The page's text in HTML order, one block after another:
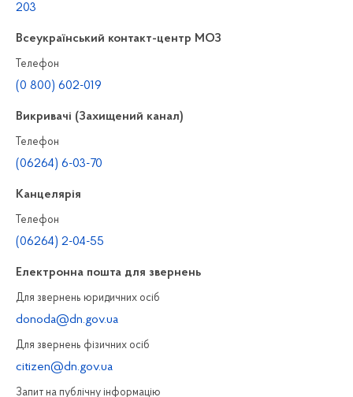
203
Всеукраїнський контакт-центр МОЗ
Телефон
(0 800) 602-019
Викривачі (Захищений канал)
Телефон
(06264) 6-03-70
Канцелярiя
Телефон
(06264) 2-04-55
Електронна пошта для звернень
Для звернень юридичних осiб
donoda@dn.gov.ua
Для звернень фізичних осiб
citizen@dn.gov.ua
Запит на публiчну інформацiю